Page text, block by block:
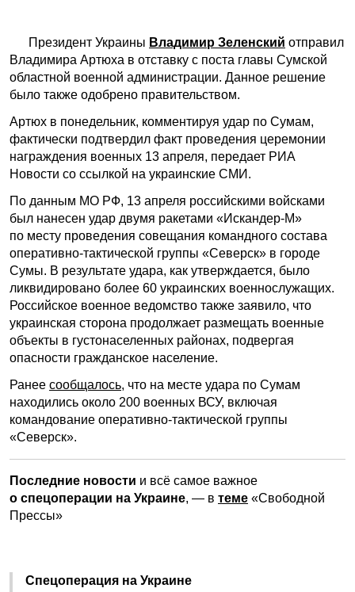
Президент Украины Владимир Зеленский отправил
Владимира Артюха в отставку с поста главы Сумской
областной военной администрации. Данное решение
было также одобрено правительством.
Артюх в понедельник, комментируя удар по Сумам,
фактически подтвердил факт проведения церемонии
награждения военных 13 апреля, передает РИА
Новости со ссылкой на украинские СМИ.
По данным МО РФ, 13 апреля российскими войсками
был нанесен удар двумя ракетами «Искандер-М»
по месту проведения совещания командного состава
оперативно-тактической группы «Северск» в городе
Сумы. В результате удара, как утверждается, было
ликвидировано более 60 украинских военнослужащих.
Российское военное ведомство также заявило, что
украинская сторона продолжает размещать военные
объекты в густонаселенных районах, подвергая
опасности гражданское население.
Ранее сообщалось, что на месте удара по Сумам
находились около 200 военных ВСУ, включая
командование оперативно-тактической группы
«Северск».
Последние новости и всё самое важное
о спецоперации на Украине, — в теме «Свободной
Прессы»
Спецоперация на Украине